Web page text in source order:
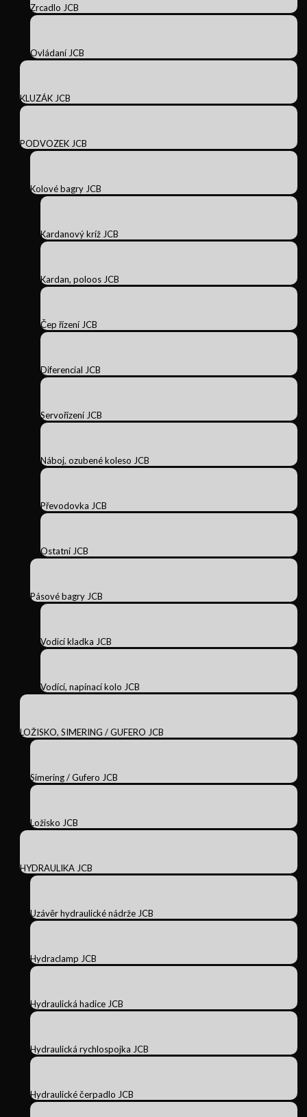
Zrcadlo JCB
Ovládaní JCB
KLUZÁK JCB
PODVOZEK JCB
Kolové bagry JCB
Kardanový kríž JCB
Kardan, poloos JCB
Čep řízení JCB
Diferencial JCB
Servořízení JCB
Náboj, ozubené koleso JCB
Převodovka JCB
Ostatní JCB
Pásové bagry JCB
Vodicí kladka JCB
Vodící, napínací kolo JCB
LOŽISKO, SIMERING / GUFERO JCB
Simering / Gufero JCB
Ložisko JCB
HYDRAULIKA JCB
Uzávěr hydraulické nádrže JCB
Hydraclamp JCB
Hydraulická hadice JCB
Hydraulická rychlospojka JCB
Hydraulické čerpadlo JCB